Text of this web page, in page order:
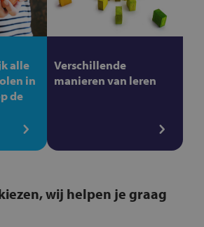
alle
in
de
Verschillende
manieren van leren
wij helpen je graag